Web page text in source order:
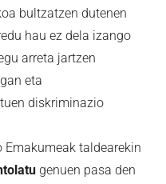
bultzatzen dutenen
hau ez dela izango
arreta jartzen
eta
diskriminazio
Emakumeak taldearekin
genuen pasa den